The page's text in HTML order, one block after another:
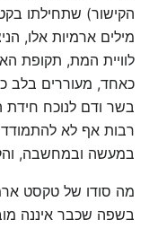
הקישור) שתחילתו
מילים ארמיות אלו,
לוויית המת, תקופת
כאחד, מעוררים בלב
בשר ודם לנוכח חידת
רבות אף לא
במעשה ובמחשבה,
מה סודו של טקסט
בשפה שכבר איננה